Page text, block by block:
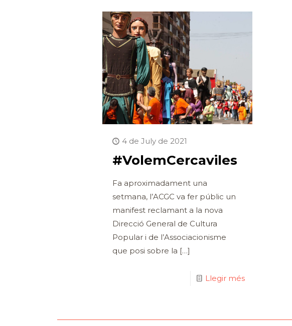
4 de July de 2021
#VolemCercaviles
Fa aproximadament una
setmana, l’ACGC va fer públic un
manifest reclamant a la nova
Direcció General de Cultura
Popular i de l’Associacionisme
que posi sobre la […]
Llegir més